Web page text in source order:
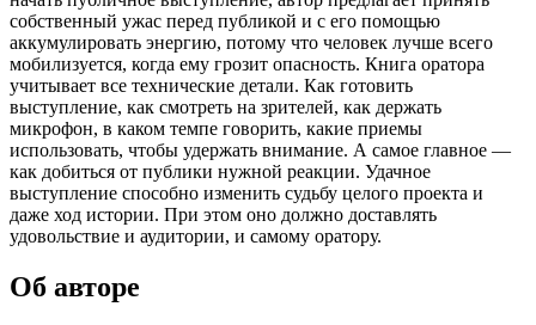
собственный ужас перед публикой и с его помощью
аккумулировать энергию, потому что человек лучше всего
мобилизуется, когда ему грозит опасность. Книга оратора
учитывает все технические детали. Как готовить
выступление, как смотреть на зрителей, как держать
микрофон, в каком темпе говорить, какие приемы
использовать, чтобы удержать внимание. А самое главное —
как добиться от публики нужной реакции. Удачное
выступление способно изменить судьбу целого проекта и
даже ход истории. При этом оно должно доставлять
удовольствие и аудитории, и самому оратору.
Об авторе